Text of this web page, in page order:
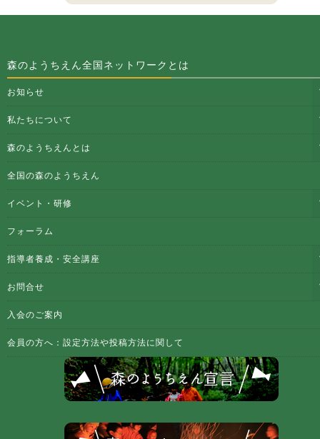
森のようちえん全国ネットワークとは
お知らせ
私たちについて
森のようちえんとは
全国の森のようちえん
イベント・研修
フォーラム
指導者養成・安全講座
お問合せ
入会のご案内
会員の方へ：設定方法や投稿方法に関して